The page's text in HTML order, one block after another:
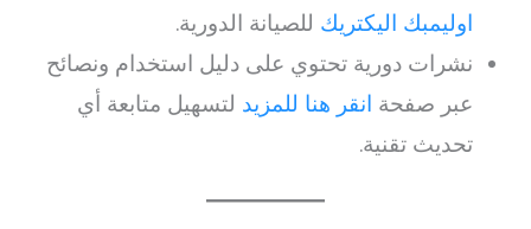
اوليمبك اليكتريك للصيانة الدورية.
نشرات دورية تحتوي على دليل استخدام ونصائح
عبر صفحة انقر هنا للمزيد لتسهيل متابعة أي
تحديث تقنية.